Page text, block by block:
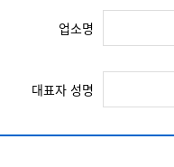
업소명
대표자 성명